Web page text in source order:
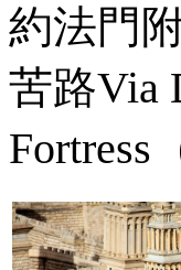
約法門
苦路Via
Fortress